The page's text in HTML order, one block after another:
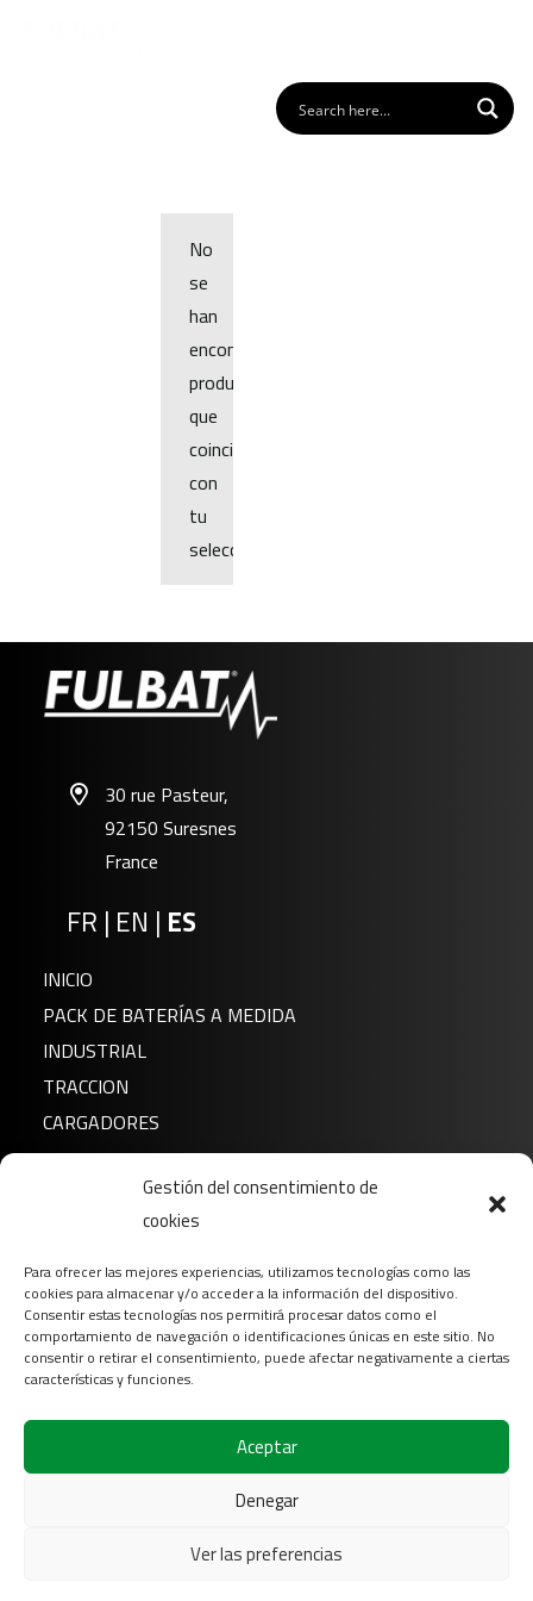
Gestión del consentimiento de
cookies
Para ofrecer las mejores experiencias, utilizamos tecnologías como las
cookies para almacenar y/o acceder a la información del dispositivo.
Consentir estas tecnologías nos permitirá procesar datos como el
comportamiento de navegación o identificaciones únicas en este sitio. No
consentir o retirar el consentimiento, puede afectar negativamente a ciertas
características y funciones.
Aceptar
Denegar
Ver las preferencias
No
se
han
encontrado
productos
que
coincidan
con
tu
selección.
30 rue Pasteur,
92150 Suresnes
France
FR | EN | ES
INICIO
PACK DE BATERÍAS A MEDIDA
INDUSTRIAL
TRACCION
CARGADORES
Sobre nosotros
Descargar
Contacto
Login
Síganos en